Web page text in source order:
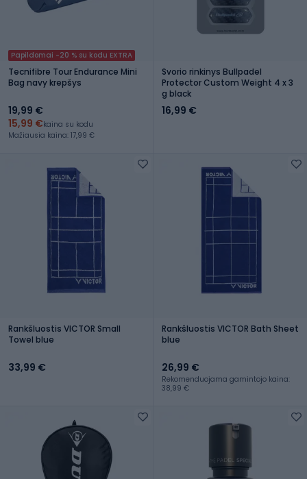
Papildomai -20 % su kodu EXTRA
Tecnifibre Tour Endurance Mini
Bag navy krepšys
19,99 €
15,99 €kaina su kodu
Mažiausia kaina: 17,99 €
Svorio rinkinys Bullpadel
Protector Custom Weight 4 x 3
g black
16,99 €
Rankšluostis VICTOR Small
Towel blue
33,99 €
Rankšluostis VICTOR Bath Sheet
blue
26,99 €
Rekomenduojama gamintojo kaina:
38,99 €